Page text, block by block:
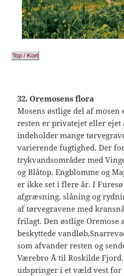
32. Oremosens flora
Mosens østlige del af
resten er privatejet eller ejet
indeholder mange
varierende fugtighed. Der
trykvandsområder med
og Blåtop. Engblomme og
er ikke set i flere år. I
afgræsning, slåning og
af tørvegravene med
frilagt. Den østlige Oremose
beskyttede
som afvander resten og
Værebro Å til Roskilde
udspringer i et væld vest for